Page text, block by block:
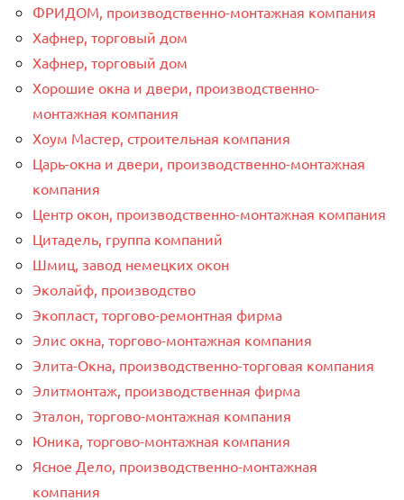
ФРИДОМ, производственно-монтажная компания
Хафнер, торговый дом
Хафнер, торговый дом
Хорошие окна и двери, производственно-
монтажная компания
Хоум Мастер, строительная компания
Царь-окна и двери, производственно-монтажная
компания
Центр окон, производственно-монтажная компания
Цитадель, группа компаний
Шмиц, завод немецких окон
Эколайф, производство
Экопласт, торгово-ремонтная фирма
Элис окна, торгово-монтажная компания
Элита-Окна, производственно-торговая компания
Элитмонтаж, производственная фирма
Эталон, торгово-монтажная компания
Юника, торгово-монтажная компания
Ясное Дело, производственно-монтажная
компания